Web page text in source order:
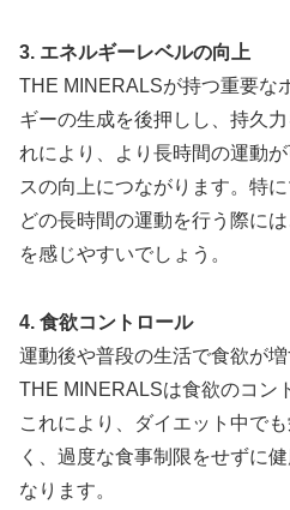
3. エネルギーレベルの向上
THE MINERALSが持つ重要な
ギーの生成を後押しし、持久
れにより、より長時間の運動
スの向上につながります。特
どの長時間の運動を行う際に
を感じやすいでしょう。
4. 食欲コントロール
運動後や普段の生活で食欲が
THE MINERALSは食欲のコン
これにより、ダイエット中で
く、過度な食事制限をせずに
なります。